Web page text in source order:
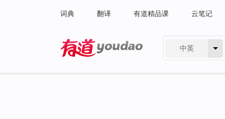
词典 翻译 有道精品课 云笔记
中英